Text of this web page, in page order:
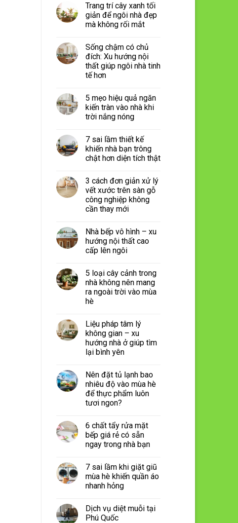
Trang trí cây xanh tối
giản để ngôi nhà đẹp
mà không rối mắt
Sống chậm có chủ
đích: Xu hướng nội
thất giúp ngôi nhà tinh
tế hơn
5 mẹo hiệu quả ngăn
kiến tràn vào nhà khi
trời nắng nóng
7 sai lầm thiết kế
khiến nhà bạn trông
chật hơn diện tích thật
3 cách đơn giản xử lý
vết xước trên sàn gỗ
công nghiệp không
cần thay mới
Nhà bếp vô hình – xu
hướng nội thất cao
cấp lên ngôi
5 loại cây cảnh trong
nhà không nên mang
ra ngoài trời vào mùa
hè
Liệu pháp tâm lý
không gian – xu
hướng nhà ở giúp tìm
lại bình yên
Nên đặt tủ lạnh bao
nhiêu độ vào mùa hè
để thực phẩm luôn
tươi ngon?
6 chất tẩy rửa mặt
bếp giá rẻ có sẵn
ngay trong nhà bạn
7 sai lầm khi giặt giũ
mùa hè khiến quần áo
nhanh hỏng
Dịch vụ diệt muỗi tại
Phú Quốc